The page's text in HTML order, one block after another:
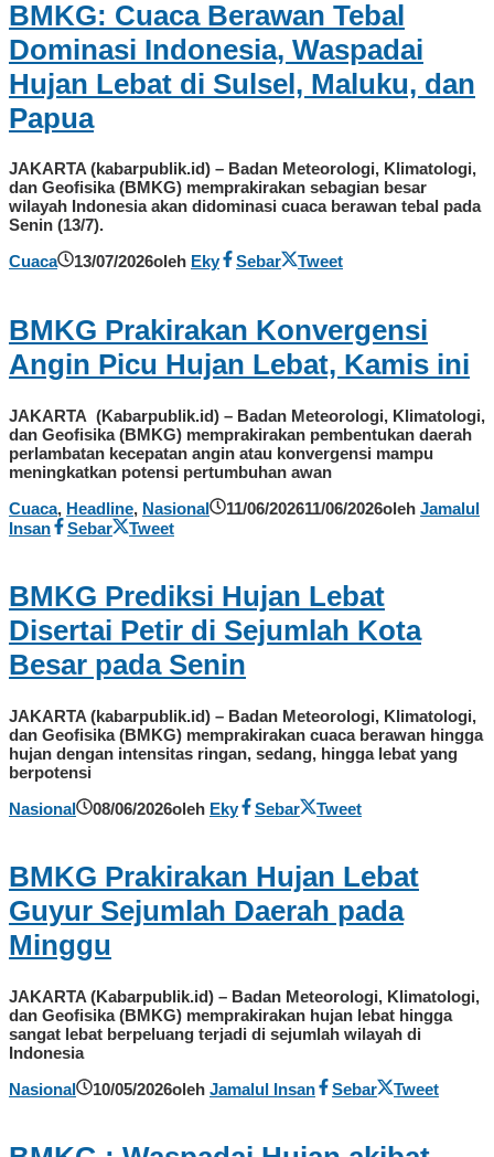
BMKG: Cuaca Berawan Tebal
Dominasi Indonesia, Waspadai
Hujan Lebat di Sulsel, Maluku, dan
Papua
JAKARTA (kabarpublik.id) – Badan Meteorologi, Klimatologi,
dan Geofisika (BMKG) memprakirakan sebagian besar
wilayah Indonesia akan didominasi cuaca berawan tebal pada
Senin (13/7).
Cuaca
13/07/2026oleh Eky Sebar Tweet
BMKG Prakirakan Konvergensi
Angin Picu Hujan Lebat, Kamis ini
JAKARTA (Kabarpublik.id) – Badan Meteorologi, Klimatologi,
dan Geofisika (BMKG) memprakirakan pembentukan daerah
perlambatan kecepatan angin atau konvergensi mampu
meningkatkan potensi pertumbuhan awan
Cuaca, Headline, Nasional 11/06/202611/06/2026oleh Jamalul
Insan
Sebar Tweet
BMKG Prediksi Hujan Lebat
Disertai Petir di Sejumlah Kota
Besar pada Senin
JAKARTA (kabarpublik.id) – Badan Meteorologi, Klimatologi,
dan Geofisika (BMKG) memprakirakan cuaca berawan hingga
hujan dengan intensitas ringan, sedang, hingga lebat yang
berpotensi
Nasional
08/06/2026oleh Eky Sebar Tweet
BMKG Prakirakan Hujan Lebat
Guyur Sejumlah Daerah pada
Minggu
JAKARTA (Kabarpublik.id) – Badan Meteorologi, Klimatologi,
dan Geofisika (BMKG) memprakirakan hujan lebat hingga
sangat lebat berpeluang terjadi di sejumlah wilayah di
Indonesia
Nasional
10/05/2026oleh Jamalul Insan Sebar Tweet